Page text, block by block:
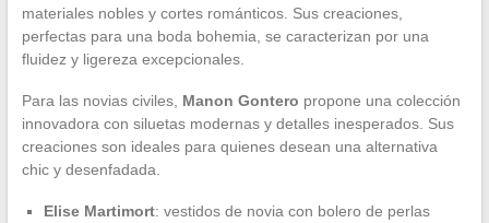
materiales nobles y cortes románticos. Sus creaciones,
perfectas para una boda bohemia, se caracterizan por una
fluidez y ligereza excepcionales.
Para las novias civiles, Manon Gontero propone una colección
innovadora con siluetas modernas y detalles inesperados. Sus
creaciones son ideales para quienes desean una alternativa
chic y desenfadada.
Elise Martimort: vestidos de novia con bolero de perlas